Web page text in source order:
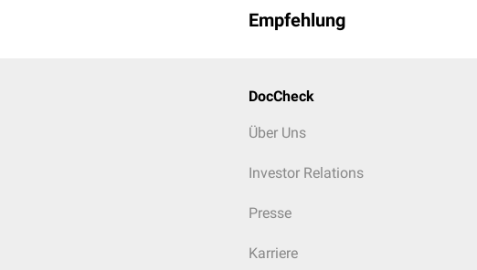
Empfehlung
DocCheck
Über Uns
Investor Relations
Presse
Karriere